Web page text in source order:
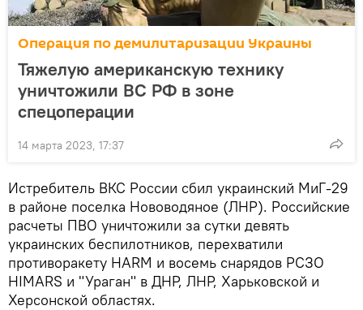
Операция по демилитаризации Украины
Тяжелую американскую технику
уничтожили ВС РФ в зоне
спецоперации
14 марта 2023, 17:37
Истребитель ВКС России сбил украинский МиГ-29
в районе поселка Нововодяное (ЛНР). Российские
расчеты ПВО уничтожили за сутки девять
украинских беспилотников, перехватили
противоракету HARM и восемь снарядов РСЗО
HIMARS и "Ураган" в ДНР, ЛНР, Харьковской и
Херсонской областях.